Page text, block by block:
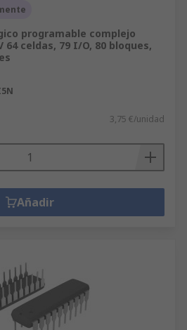
programable complejo
64 celdas, 79 I/O, 80 bloques,
3,75 €/unidad
Añadir